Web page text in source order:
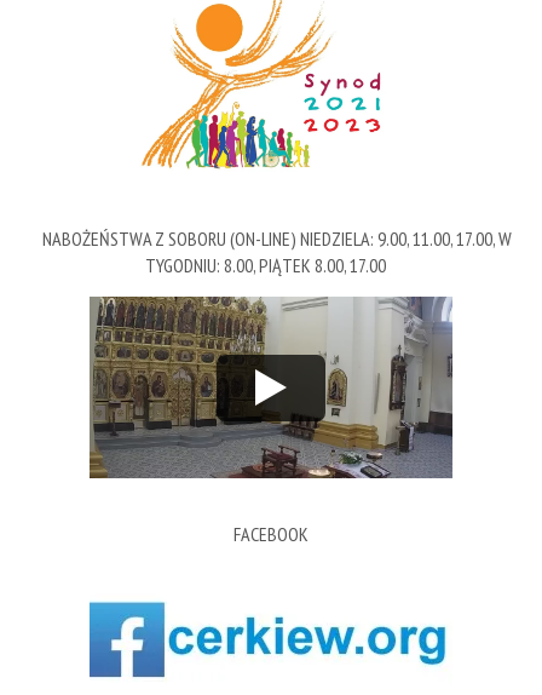
NABOŻEŃSTWA Z SOBORU (ON-LINE) NIEDZIELA: 9.00, 11.00, 17.00, W
TYGODNIU: 8.00, PIĄTEK 8.00, 17.00
FACEBOOK